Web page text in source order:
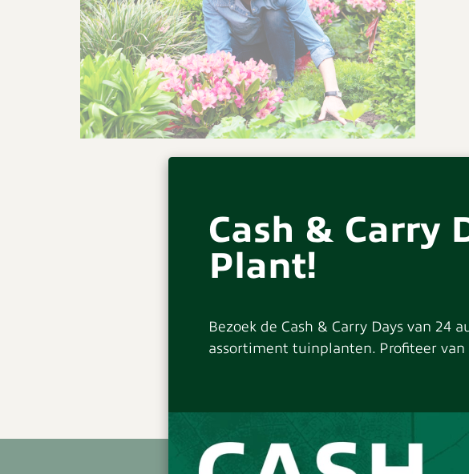
Cash & Carry
Plant!
Bezoek de Cash & Carry Days van 24
assortiment tuinplanten. Profiteer van